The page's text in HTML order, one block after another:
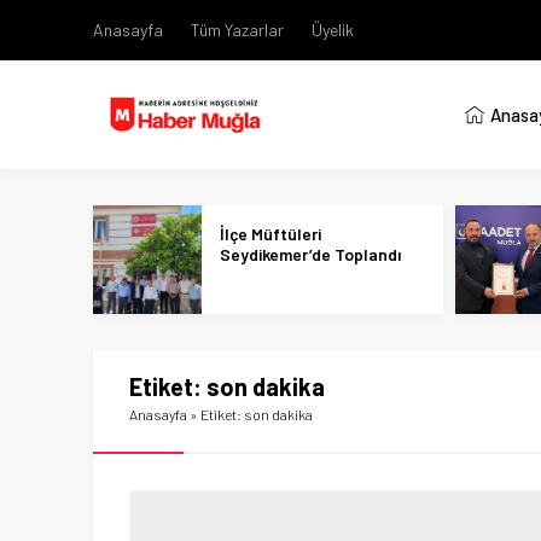
Anasayfa Tüm Yazarlar Üyelik
İlçe Müftüleri
Seydikemer’de Toplandı
Etiket: son dakika
Anasayfa » Etiket: son dakika